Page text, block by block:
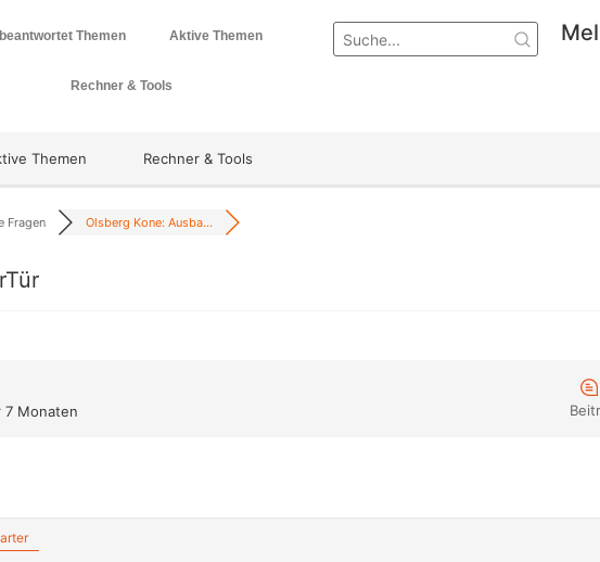
Themen Aktive Themen
Rechner & Tools
Themen Rechner & Tools
Fragen Olsberg Kone: Ausba...
7 Monaten